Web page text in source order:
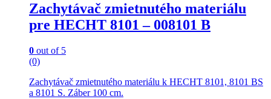
Zachytávač zmietnutého materiálu
pre HECHT 8101 – 008101 B
0 out of 5
(0)
Zachytávač zmietnutého materiálu k HECHT 8101, 8101 BS
a 8101 S. Záber 100 cm.